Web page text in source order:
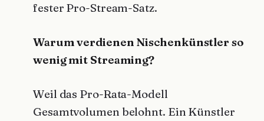
fester Pro-Stream-Satz.
Warum verdienen Nischenkünstler so
wenig mit Streaming?
Weil das Pro-Rata-Modell
Gesamtvolumen belohnt. Ein Künstler